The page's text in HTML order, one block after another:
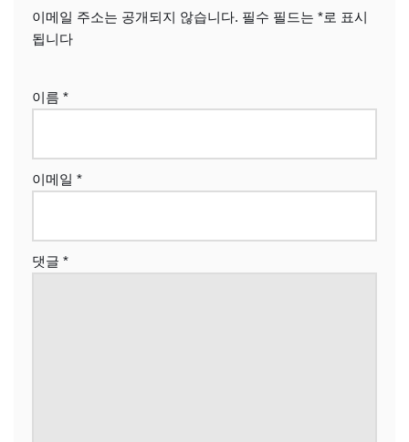
이메일 주소는 공개되지 않습니다. 필수 필드는 *로 표시
됩니다
이름 *
이메일 *
댓글 *